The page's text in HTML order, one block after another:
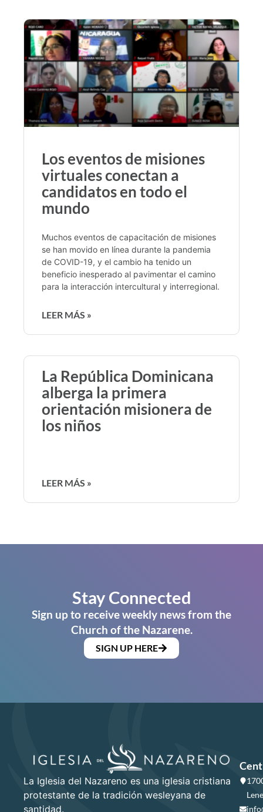
Los eventos de misiones
virtuales conectan a
candidatos en todo el
mundo
Muchos eventos de capacitación de misiones
se han movido en línea durante la pandemia
de COVID-19, y el cambio ha tenido un
beneficio inesperado al pavimentar el camino
para la interacción intercultural y interregional.
LEER MÁS »
La República Dominicana
alberga la primera
orientación misionera de
los niños
LEER MÁS »
Stay Connected
Sign up to receive weekly news from the
Church of the Nazarene.
SIGN UP HERE
La Iglesia del Nazareno es una iglesia cristiana
protestante de la tradición wesleyana de
santidad.